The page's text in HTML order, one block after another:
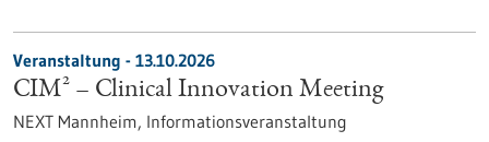
Veranstaltung - 13.10.2026
CIM² – Clinical Innovation Meeting
NEXT Mannheim, Informationsveranstaltung